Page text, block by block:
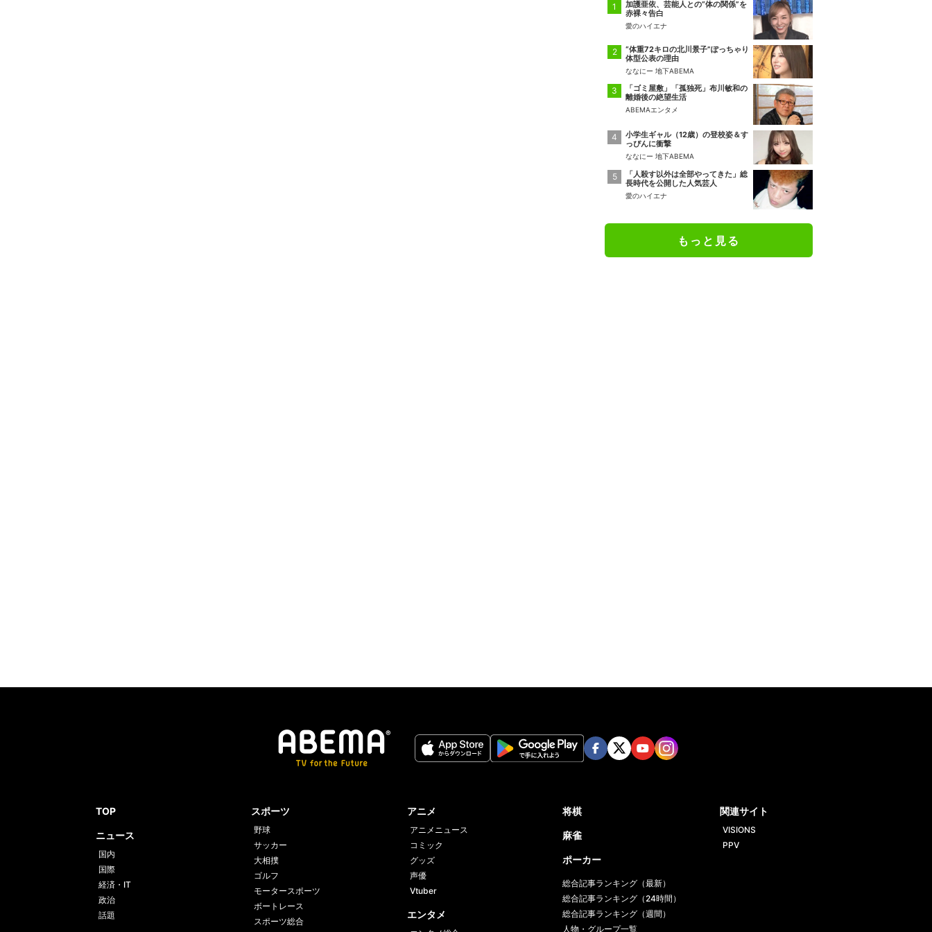
加護亜依、芸能人との“体の関係”を
赤裸々告白
愛のハイエナ
“体重72キロの北川景子”ぽっちゃり
体型公表の理由
ななにー 地下ABEMA
「ゴミ屋敷」「孤独死」布川敏和の
離婚後の絶望生活
ABEMAエンタメ
小学生ギャル（12歳）の登校姿＆す
っぴんに衝撃
ななにー 地下ABEMA
「人殺す以外は全部やってきた」総
長時代を公開した人気芸人
愛のハイエナ
もっと見る
TOP
ニュース
国内
国際
経済・IT
政治
話題
スポーツ
野球
サッカー
大相撲
ゴルフ
モータースポーツ
ボートレース
スポーツ総合
アニメ
アニメニュース
コミック
グッズ
声優
Vtuber
エンタメ
将棋
麻雀
ポーカー
総合記事ランキング（最新）
総合記事ランキング（24時間）
総合記事ランキング（週間）
人物・グループ一覧
関連サイト
VISIONS
PPV